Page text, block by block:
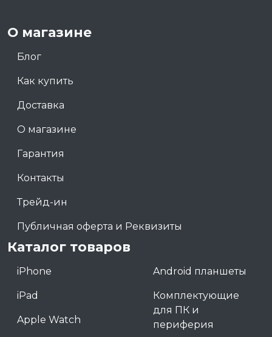
О магазине
Блог
Как купить
Доставка
О магазине
Гарантия
Контакты
Трейд-ин
Публичная оферта и Реквизиты
Каталог товаров
iPhone
iPad
Apple Watch
Android планшеты
Комплектующие
для ПК и
периферия